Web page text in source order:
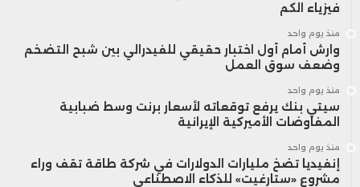
فيزياء الكم
منذ يوم واحد
وارش أمام أول اختبار حقيقي للفيدرالي بين شبح التضخم
وضعف سوق العمل
منذ يوم واحد
سيتي بنك يرفع توقعاته لأسعار برنت وسط ضبابية
المفاوضات الأميركية الإيرانية
منذ يوم واحد
إنفيديا تضخ مليارات الدولارات في شركة طاقة تقف وراء
مشروع «ستارغيت» للذكاء الاصطناعي